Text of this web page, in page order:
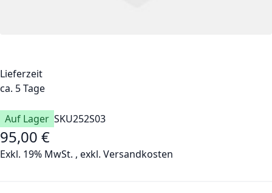
Lieferzeit
ca. 5 Tage
Auf Lager SKU252S03
95,00 €
Exkl. 19% MwSt. , exkl. Versandkosten